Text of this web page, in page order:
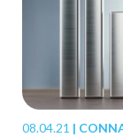
08.04.21 |